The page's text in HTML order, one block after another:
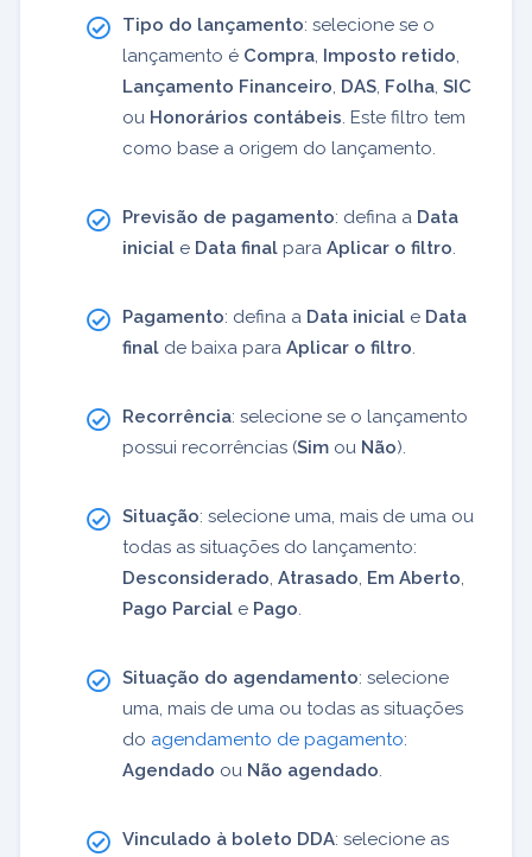
Tipo do lançamento: selecione se o
lançamento é Compra Imposto retido
Lançamento Financeiro DAS Folha SIC
ou Honorários contábeis . Este filtro tem
como base a origem do lançamento.
Previsão de pagamento: defina a Data
inicial e Data final para Aplicar o filtro
Pagamento: defina a Data inicial e Data
final de baixa para Aplicar o filtro
Recorrência: selecione se o lançamento
possui recorrências (Sim ou Não).
Situação: selecione uma, mais de uma ou
todas as situações do lançamento:
Desconsiderado Atrasado Em Aberto
Pago Parcial e Pago
Situação do agendamento: selecione
uma, mais de uma ou todas as situações
do agendamento de pagamento:
Agendado ou Não agendado
Vinculado à boleto DDA: selecione as